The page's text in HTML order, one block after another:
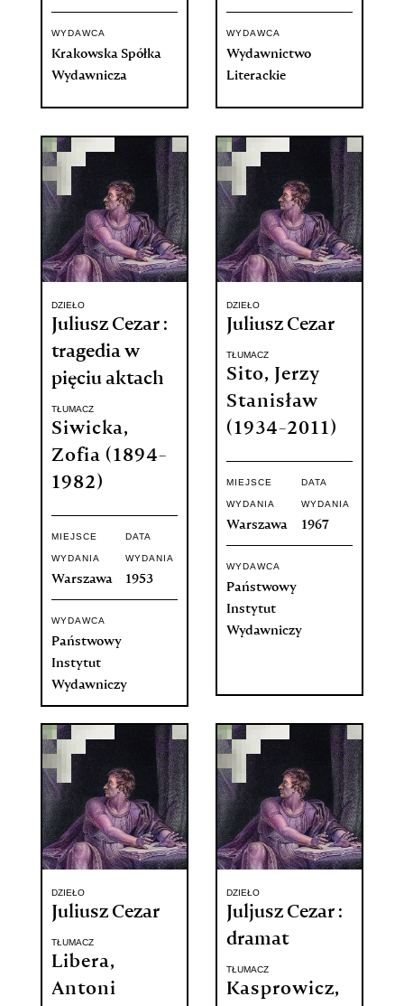
WYDAWCA
Krakowska Spółka
Wydawnicza
WYDAWCA
Wydawnictwo
Literackie
DZIEŁO
Juliusz Cezar :
tragedia w
pięciu aktach
TŁUMACZ
Siwicka,
Zofia (1894-
1982)
MIEJSCE
WYDANIA
Warszawa
DATA
WYDANIA
1953
WYDAWCA
Państwowy
Instytut
Wydawniczy
DZIEŁO
Juliusz Cezar
TŁUMACZ
Sito, Jerzy
Stanisław
(1934-2011)
MIEJSCE
WYDANIA
Warszawa
DATA
WYDANIA
1967
WYDAWCA
Państwowy
Instytut
Wydawniczy
DZIEŁO
Juliusz Cezar
TŁUMACZ
Libera,
Antoni
DZIEŁO
Juljusz Cezar :
dramat
TŁUMACZ
Kasprowicz,